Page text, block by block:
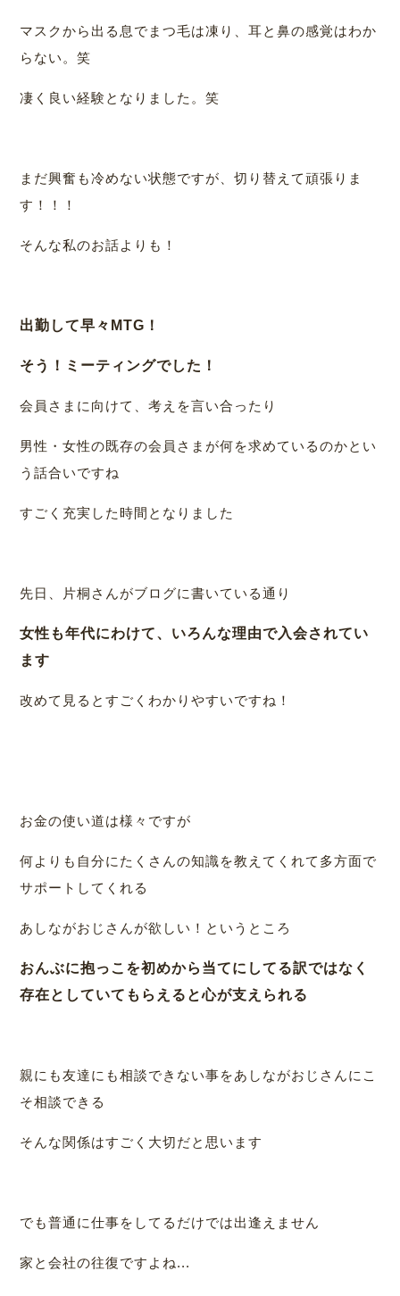
マスクから出る息でまつ毛は凍り、耳と鼻の感覚はわか
らない。笑
凄く良い経験となりました。笑
まだ興奮も冷めない状態ですが、切り替えて頑張りま
す！！！
そんな私のお話よりも！
出勤して早々MTG！
そう！ミーティングでした！
会員さまに向けて、考えを言い合ったり
男性・女性の既存の会員さまが何を求めているのかとい
う話合いですね
すごく充実した時間となりました
先日、片桐さんがブログに書いている通り
女性も年代にわけて、いろんな理由で入会されてい
ます
改めて見るとすごくわかりやすいですね！
お金の使い道は様々ですが
何よりも自分にたくさんの知識を教えてくれて多方面で
サポートしてくれる
あしながおじさんが欲しい！というところ
おんぶに抱っこを初めから当てにしてる訳ではなく
存在としていてもらえると心が支えられる
親にも友達にも相談できない事をあしながおじさんにこ
そ相談できる
そんな関係はすごく大切だと思います
でも普通に仕事をしてるだけでは出逢えません
家と会社の往復ですよね...